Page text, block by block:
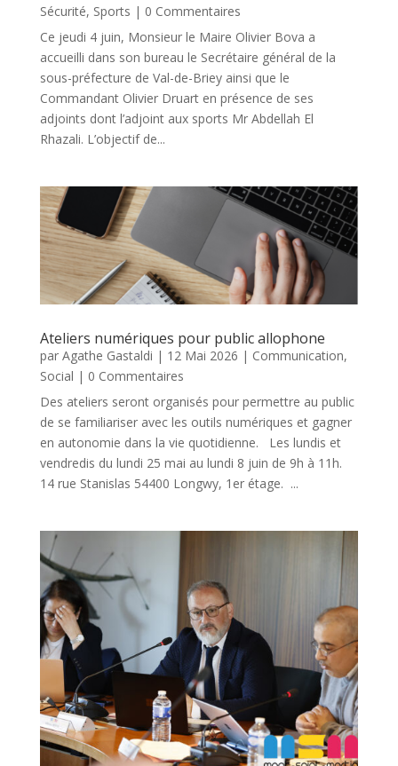
Sécurité, Sports | 0 Commentaires
Ce jeudi 4 juin, Monsieur le Maire Olivier Bova a
accueilli dans son bureau le Secrétaire général de la
sous-préfecture de Val-de-Briey ainsi que le
Commandant Olivier Druart en présence de ses
adjoints dont l’adjoint aux sports Mr Abdellah El
Rhazali. L’objectif de...
Ateliers numériques pour public allophone
par Agathe Gastaldi | 12 Mai 2026 | Communication,
Social | 0 Commentaires
Des ateliers seront organisés pour permettre au public
de se familiariser avec les outils numériques et gagner
en autonomie dans la vie quotidienne. Les lundis et
vendredis du lundi 25 mai au lundi 8 juin de 9h à 11h.
14 rue Stanislas 54400 Longwy, 1er étage. ...